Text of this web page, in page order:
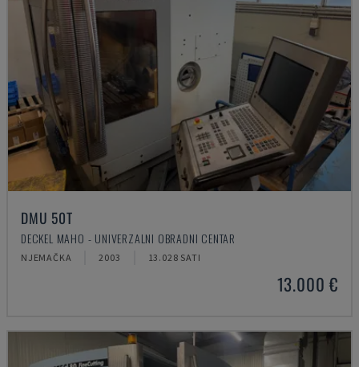
DMU 50T
DECKEL MAHO - UNIVERZALNI OBRADNI CENTAR
NJEMAČKA 2003 13.028 SATI
13.000 €